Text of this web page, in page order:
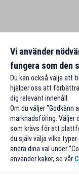
Vi använder
fungera som den
Du kan också välja att
hjälper oss att
dig relevant innehåll.
Om du väljer
marknadsföring. Väljer
som krävs för att
du själv välja vilka
ändra dina val under
använder kakor, se vår